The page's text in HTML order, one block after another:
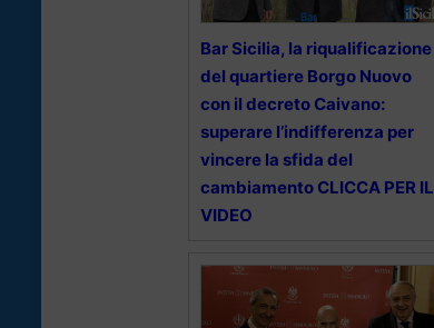
Bar Sicilia, la riqualificazione
del quartiere Borgo Nuovo
con il decreto Caivano:
superare l’indifferenza per
vincere la sfida del
cambiamento CLICCA PER IL
VIDEO